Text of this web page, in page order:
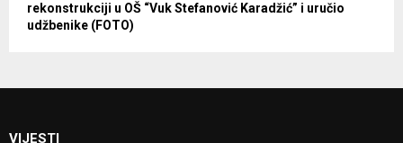
rekonstrukciji u OŠ “Vuk Stefanović Karadžić” i uručio
udžbenike (FOTO)
VIJESTI